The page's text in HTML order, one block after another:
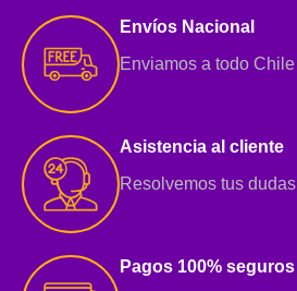
Envíos Nacional
Enviamos a todo Chile
Asistencia al cliente
Resolvemos tus dudas
Pagos 100% seguros